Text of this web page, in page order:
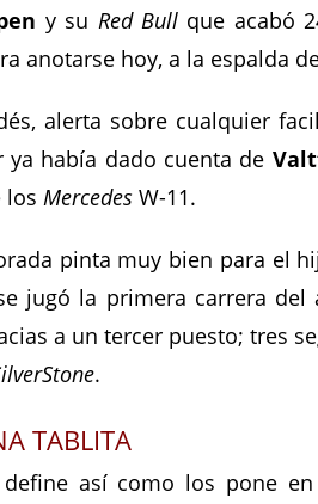
y su Red Bullque acabó
anotarse hoy, a la espalda
alerta sobre cualquier
ya había dado cuenta de
los MercedesW-11.
pinta muy bien para el
jugó la primera carrera
a un tercer puesto; tres
.
TABLITA
así como los pone